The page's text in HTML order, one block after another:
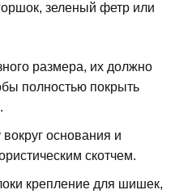
зеленый фетр или
размера, их должно
полностью покрыть
основания и
скотчем.
крепление для шишек,